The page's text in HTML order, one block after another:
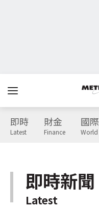
即時
Latest
財金
Finance
國際
World
即時新聞
Latest